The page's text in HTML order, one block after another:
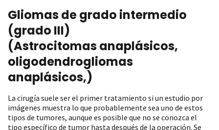
Gliomas de grado intermedio
(grado III)
(Astrocitomas anaplásicos,
oligodendrogliomas
anaplásicos,)
La cirugía suele ser el primer tratamiento si un estudio por
imágenes muestra lo que probablemente sea uno de estos
tipos de tumores, aunque es posible que no se conozca el
tipo específico de tumor hasta después de la operación. Se